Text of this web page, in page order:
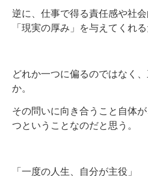
逆に、仕事で得る責任感や社
「現実の厚み」を与えてくれる
どれか一つに偏るのではなく
か。
その問いに向き合うこと自体
つということなのだと思う。
「一度の人生、自分が主役」